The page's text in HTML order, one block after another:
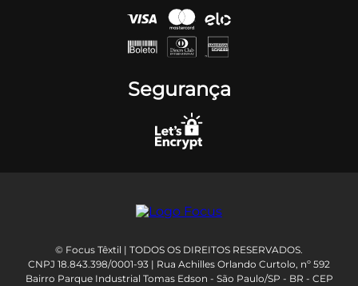
Segurança
© Focus Têxtil | TODOS OS DIREITOS RESERVADOS.
CNPJ 18.843.398/0001-93 | Rua Achilles Orlando Curtolo, nº 592
Bairro Parque Industrial Tomas Edson - São Paulo/SP - BR - CEP